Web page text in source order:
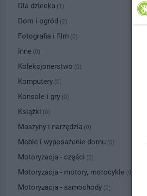
Dla dziecka (1)
Dom i ogród (2)
Fotografia i film (0)
Inne (0)
Kolekcjonerstwo (0)
Komputery (0)
Konsole i gry (0)
Książki (0)
Maszyny i narzędzia (0)
Meble i wyposażenie domu (0)
Motoryzacja - części (0)
Motoryzacja - motory, motocykle (0)
Motoryzacja - samochody (0)